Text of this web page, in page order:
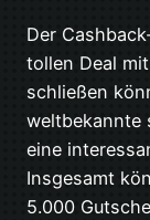
Der
tollen Deal
schließen
weltbekannte
eine
Insgesamt
5.000